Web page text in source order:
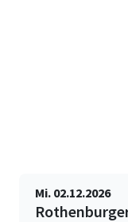
Mi. 02.12.2026